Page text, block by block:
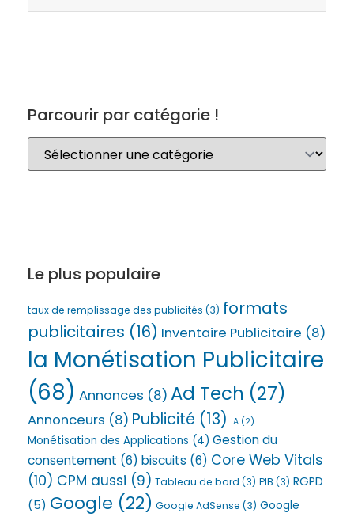
Parcourir par catégorie !
Le plus populaire
taux de remplissage des publicités (3) formats
publicitaires (16) Inventaire Publicitaire (8)
la Monétisation Publicitaire
(68) Annonces (8) Ad Tech (27)
Annonceurs (8) Publicité (13) IA (2)
Monétisation des Applications (4) Gestion du
consentement (6) biscuits (6) Core Web Vitals
(10) CPM aussi (9) Tableau de bord (3) PIB (3) RGPD
(5) Google (22) Google AdSense (3) Google